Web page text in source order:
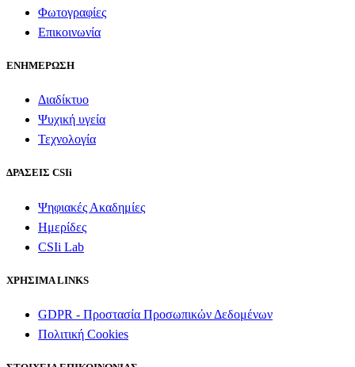
Φωτογραφίες
Επικοινωνία
ΕΝΗΜΕΡΩΣΗ
Διαδίκτυο
Ψυχική υγεία
Τεχνολογία
ΔΡΑΣΕΙΣ CSIi
Ψηφιακές Ακαδημίες
Ημερίδες
CSIi Lab
ΧΡΗΣΙΜΑ LINKS
GDPR - Προστασία Προσωπικών Δεδομένων
Πολιτική Cookies